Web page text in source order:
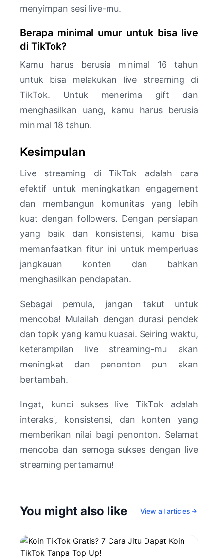
menyimpan sesi live-mu.
Berapa minimal umur untuk bisa live
di TikTok?
Kamu harus berusia minimal 16 tahun
untuk bisa melakukan live streaming di
TikTok. Untuk menerima gift dan
menghasilkan uang, kamu harus berusia
minimal 18 tahun.
Kesimpulan
Live streaming di TikTok adalah cara
efektif untuk meningkatkan engagement
dan membangun komunitas yang lebih
kuat dengan followers. Dengan persiapan
yang baik dan konsistensi, kamu bisa
memanfaatkan fitur ini untuk memperluas
jangkauan konten dan bahkan
menghasilkan pendapatan.
Sebagai pemula, jangan takut untuk
mencoba! Mulailah dengan durasi pendek
dan topik yang kamu kuasai. Seiring waktu,
keterampilan live streaming-mu akan
meningkat dan penonton pun akan
bertambah.
Ingat, kunci sukses live TikTok adalah
interaksi, konsistensi, dan konten yang
memberikan nilai bagi penonton. Selamat
mencoba dan semoga sukses dengan live
streaming pertamamu!
You might also like View all articles